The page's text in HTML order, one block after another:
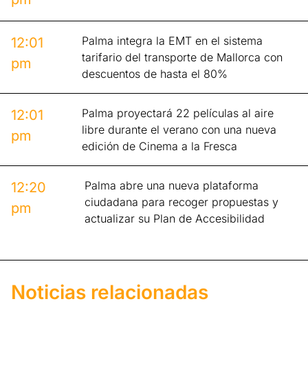
12:01
pm
Palma integra la EMT en el sistema
tarifario del transporte de Mallorca con
descuentos de hasta el 80%
12:01
pm
Palma proyectará 22 películas al aire
libre durante el verano con una nueva
edición de Cinema a la Fresca
12:20
pm
Palma abre una nueva plataforma
ciudadana para recoger propuestas y
actualizar su Plan de Accesibilidad
Noticias relacionadas